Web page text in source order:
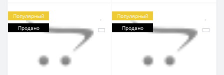
Популярный
Продано
Популярный
Продано